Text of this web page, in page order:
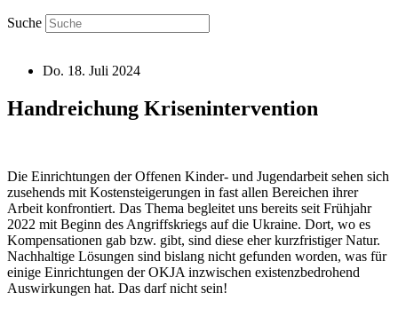
Suche
Do. 18. Juli 2024
Handreichung Krisenintervention
Die Einrichtungen der Offenen Kinder- und Jugendarbeit sehen sich
zusehends mit Kostensteigerungen in fast allen Bereichen ihrer
Arbeit konfrontiert. Das Thema begleitet uns bereits seit Frühjahr
2022 mit Beginn des Angriffskriegs auf die Ukraine. Dort, wo es
Kompensationen gab bzw. gibt, sind diese eher kurzfristiger Natur.
Nachhaltige Lösungen sind bislang nicht gefunden worden, was für
einige Einrichtungen der OKJA inzwischen existenzbedrohend
Auswirkungen hat. Das darf nicht sein!